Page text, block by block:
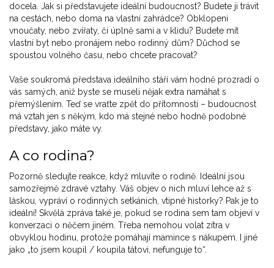
docela. Jak si představujete ideální budoucnost? Budete ji trávit
na cestách, nebo doma na vlastní zahrádce? Obklopeni
vnoučaty, nebo zvířaty, či úplně sami a v klidu? Budete mít
vlastní byt nebo pronájem nebo rodinný dům? Důchod se
spoustou volného času, nebo chcete pracovat?
Vaše soukromá představa ideálního stáří vám hodně prozradí o
vás samých, aniž byste se museli nějak extra namáhat s
přemýšlením. Teď se vraťte zpět do přítomnosti – budoucnost
má vztah jen s někým, kdo má stejné nebo hodně podobné
představy, jako máte vy.
A co rodina?
Pozorně sledujte reakce, když mluvíte o rodině. Ideální jsou
samozřejmě zdravé vztahy. Váš objev o nich mluví lehce až s
láskou, vypráví o rodinných setkáních, vtipné historky? Pak je to
ideální! Skvělá zpráva také je, pokud se rodina sem tam objeví v
konverzaci o něčem jiném. Třeba nemohou volat zítra v
obvyklou hodinu, protože pomáhají mamince s nákupem. I jiné
jako „to jsem koupil / koupila tátovi, nefunguje to“.